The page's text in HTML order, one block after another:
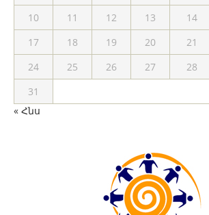
10
11 12 13 14
17
18 19 20 21
24
25 26 27 28
31
« Հնս